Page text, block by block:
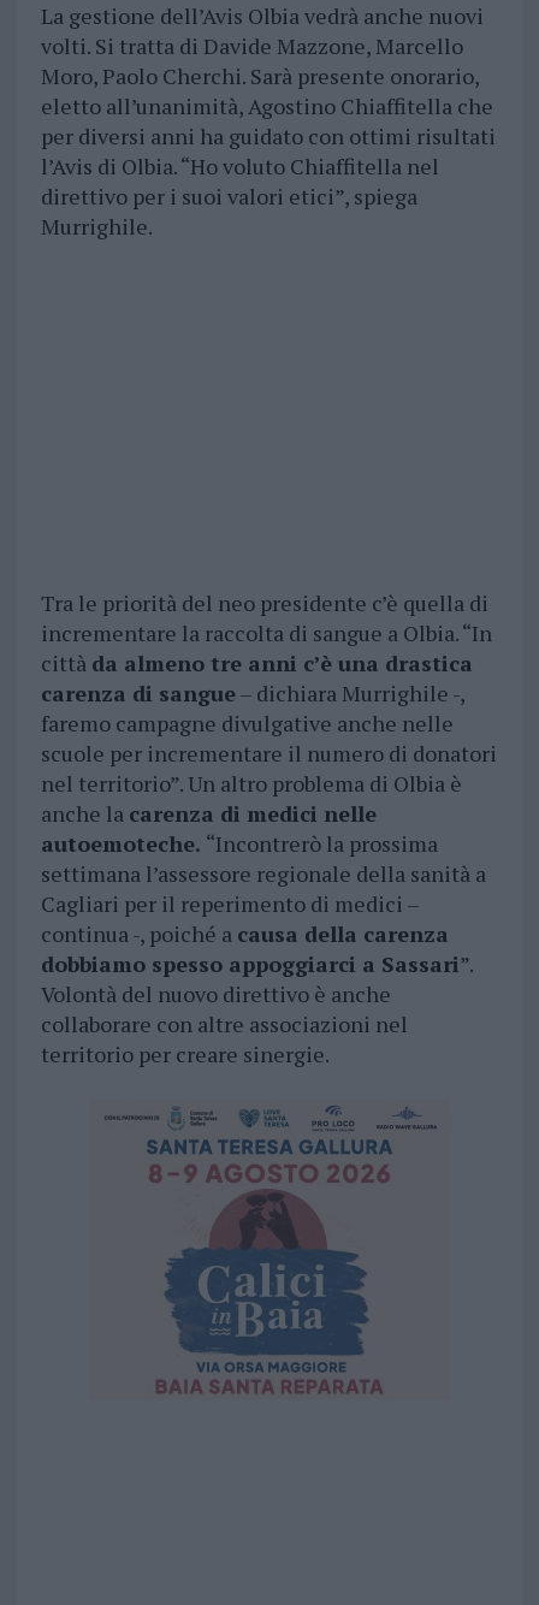
La gestione dell’Avis Olbia vedrà anche nuovi
volti. Si tratta di Davide Mazzone, Marcello
Moro, Paolo Cherchi. Sarà presente onorario,
eletto all’unanimità, Agostino Chiaffitella che
per diversi anni ha guidato con ottimi risultati
l’Avis di Olbia. “Ho voluto Chiaffitella nel
direttivo per i suoi valori etici”, spiega
Murrighile.
Tra le priorità del neo presidente c’è quella di
incrementare la raccolta di sangue a Olbia. “In
città da almeno tre anni c’è una drastica
carenza di sangue– dichiara Murrighile -,
faremo campagne divulgative anche nelle
scuole per incrementare il numero di donatori
nel territorio”. Un altro problema di Olbia è
anche la carenza di medici nelle
autoemoteche. “Incontrerò la prossima
settimana l’assessore regionale della sanità a
Cagliari per il reperimento di medici –
continua -, poiché a causa della carenza
dobbiamo spesso appoggiarci a Sassari”.
Volontà del nuovo direttivo è anche
collaborare con altre associazioni nel
territorio per creare sinergie.